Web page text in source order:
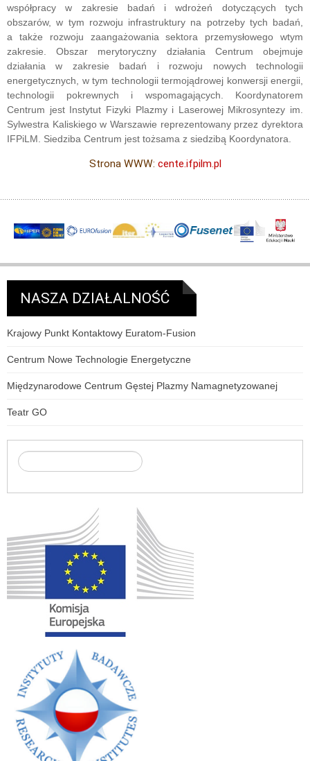
współpracy w zakresie badań i wdrożeń dotyczących tych
obszarów, w tym rozwoju infrastruktury na potrzeby tych badań,
a także rozwoju zaangażowania sektora przemysłowego wtym
zakresie. Obszar merytoryczny działania Centrum obejmuje
działania w zakresie badań i rozwoju nowych technologii
energetycznych, w tym technologii termojądrowej konwersji energii,
technologii pokrewnych i wspomagających. Koordynatorem
Centrum jest Instytut Fizyki Plazmy i Laserowej Mikrosyntezy im.
Sylwestra Kaliskiego w Warszawie reprezentowany przez dyrektora
IFPiLM. Siedziba Centrum jest tożsama z siedzibą Koordynatora.
Strona WWW: cente.ifpilm.pl
NASZA DZIAŁALNOŚĆ
Krajowy Punkt Kontaktowy Euratom-Fusion
Centrum Nowe Technologie Energetyczne
Międzynarodowe Centrum Gęstej Plazmy Namagnetyzowanej
Teatr GO